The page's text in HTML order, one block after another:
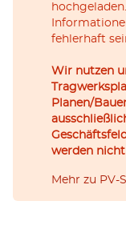
fehlerhaft
Wir nutzen
Planen/
werden
Mehr zu PV-